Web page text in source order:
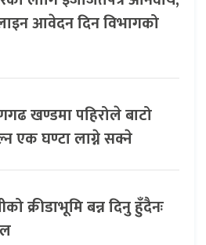
आवेदन दिन विभागको
खण्डमा पहिरोले बाटो
एक घण्टा लाग्ने सक्ने
क्रीडाभूमि बन्न दिनु हुँदैनः